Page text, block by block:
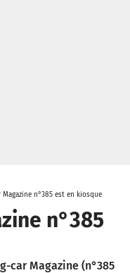
Magazine n°385 est en kiosque
n°385
car Magazine (n°385